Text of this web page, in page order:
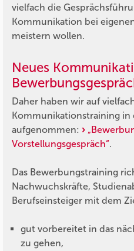
vielfach die
Kommunikation bei
meistern wollen.
Neues
Daher haben wir auf
Kommunikationstraining in
aufgenommen:
Vorstellungsgespräch“.
Das Bewerbungstraining
Nachwuchskräfte,
Berufseinsteiger mit dem
gut vorbereitet in das
zu gehen,